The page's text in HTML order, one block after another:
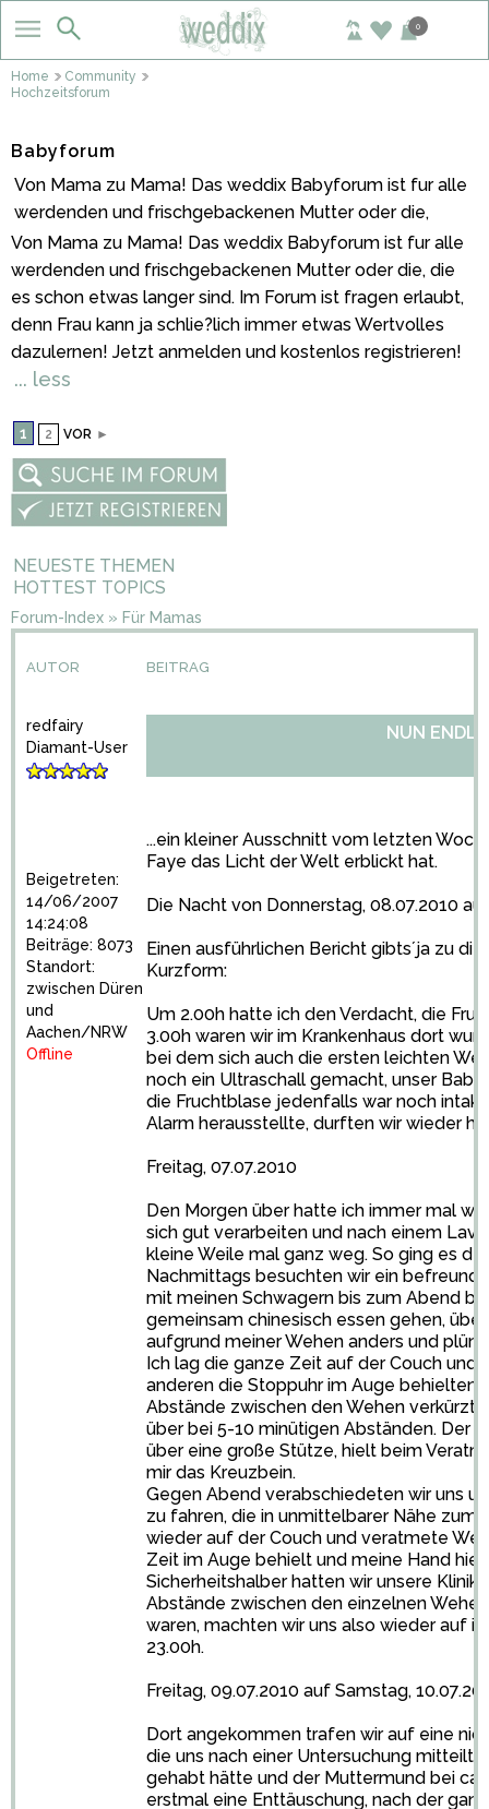
0
Home
Community
Hochzeitsforum
Babyforum
Von Mama zu Mama! Das weddix Babyforum ist fur alle
werdenden und frischgebackenen Mutter oder die,
Von Mama zu Mama! Das weddix Babyforum ist fur alle
werdenden und frischgebackenen Mutter oder die, die
es schon etwas langer sind. Im Forum ist fragen erlaubt,
denn Frau kann ja schlie?lich immer etwas Wertvolles
dazulernen! Jetzt anmelden und kostenlos registrieren!
... less
1 2 VOR ►
NEUESTE THEMEN
HOTTEST TOPICS
Forum-Index » Für Mamas
AUTOR BEITRAG
redfairy
Diamant-User
Beigetreten:
14/06/2007
14:24:08
Beiträge: 8073
Standort:
zwischen Düren
und
Aachen/NRW
Offline
NUN
...ein kleiner Ausschnitt vom letzten
Faye das Licht der Welt erblickt hat.
Die Nacht von Donnerstag, 08.07.2010
Einen ausführlichen Bericht gibts´ja zu
Kurzform:
Um 2.00h hatte ich den Verdacht, die
3.00h waren wir im Krankenhaus dort
bei dem sich auch die ersten leichten
noch ein Ultraschall gemacht, unser Baby
die Fruchtblase jedenfalls war noch
Alarm herausstellte, durften wir wieder
Freitag, 07.07.2010
Den Morgen über hatte ich immer mal
sich gut verarbeiten und nach einem
kleine Weile mal ganz weg. So ging es
Nachmittags besuchten wir ein
mit meinen Schwagern bis zum Abend
gemeinsam chinesisch essen gehen,
aufgrund meiner Wehen anders und
Ich lag die ganze Zeit auf der Couch und
anderen die Stoppuhr im Auge behielten,
Abstände zwischen den Wehen
über bei 5-10 minütigen Abständen. Der
über eine große Stütze, hielt beim
mir das Kreuzbein.
Gegen Abend verabschiedeten wir uns
zu fahren, die in unmittelbarer Nähe zum
wieder auf der Couch und veratmete
Zeit im Auge behielt und meine Hand
Sicherheitshalber hatten wir unsere
Abstände zwischen den einzelnen
waren, machten wir uns also wieder auf
23.00h.
Freitag, 09.07.2010 auf Samstag,
Dort angekommen trafen wir auf eine
die uns nach einer Untersuchung
gehabt hätte und der Muttermund bei ca.
erstmal eine Enttäuschung, nach der